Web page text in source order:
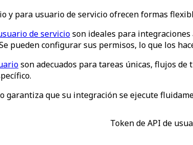
y para usuario de servicio ofrecen formas
de servicioson ideales para
pueden configurar sus permisos, lo que los
son adecuados para tareas únicas, flujos
garantiza que su integración se ejecute
Token de API de